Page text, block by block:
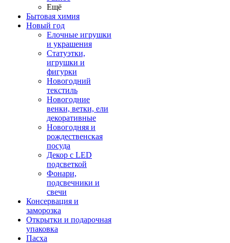
Ещё
Бытовая химия
Новый год
Елочные игрушки
и украшения
Статуэтки,
игрушки и
фигурки
Новогодний
текстиль
Новогодние
венки, ветки, ели
декоративные
Новогодняя и
рождественская
посуда
Декор с LED
подсветкой
Фонари,
подсвечники и
свечи
Консервация и
заморозка
Открытки и подарочная
упаковка
Пасха